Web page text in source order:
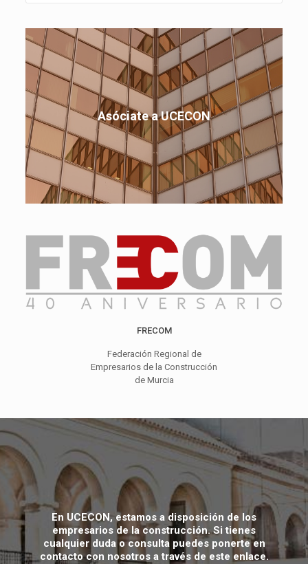
Asóciate a UCECON
Conoce las ventajas de asociarte a UCECON.
Trabajando por el mejor servicio en el sector de la
construcción
Ver Ventajas
FRECOM
Federación Regional de
Empresarios de la Construcción
de Murcia
En UCECON, estamos a disposición de los
empresarios de la construcción. Si tienes
cualquier duda o consulta puedes ponerte en
contacto con nosotros a través de este enlace.